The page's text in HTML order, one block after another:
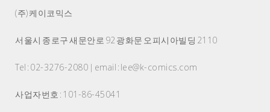
(주) 케이코믹스
서울시 종로구 새문안로 92 광화문 오피시아빌딩 2110
Tel : 02-3276-2080 | email : lee@k-comics.com
사업자번호 : 101-86-45041